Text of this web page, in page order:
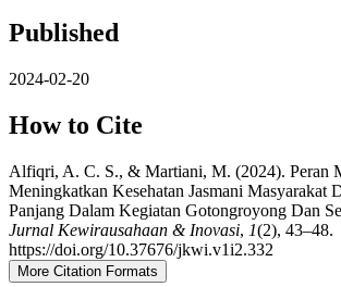
Published
2024-02-20
How to Cite
Alfiqri, A. C. S., & Martiani, M. (2024). Peran
Meningkatkan Kesehatan Jasmani Masyarakat
Panjang Dalam Kegiatan Gotongroyong Dan
Jurnal Kewirausahaan & Inovasi, 1(2), 43–48.
https://doi.org/10.37676/jkwi.v1i2.332
More Citation Formats